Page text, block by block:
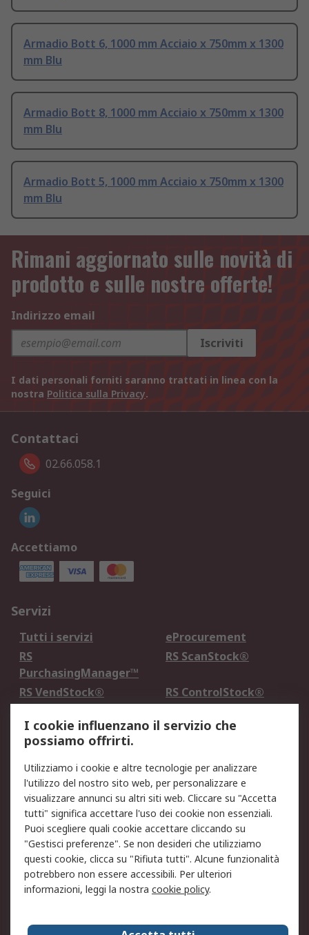
Armadio Bott 6, 1000 mm Acciaio x 750mm x 1300
mm Blu
Armadio Bott 8, 1000 mm Acciaio x 750mm x 1300
mm Blu
Armadio Bott 5, 1000 mm Acciaio x 750mm x 1300
mm Blu
Rimani aggiornato sulle novità di
prodotto e sulle nostre offerte!
Indirizzo email
Iscriviti
I dati personali forniti saranno trattati in linea con la
nostra Politica sulla Privacy.
Contattaci
02.66.058.1
Seguici
Accettiamo
Servizi
Tutti i servizi
eProcurement
RS
PurchasingManager™
RS ScanStock®
RS VendStock®
RS ControlStock®
Legale
Informativa Cookie
Informativa Privacy -
Aggiornata
Email Security
Termini d'uso
Condizioni di vendita
Condizioni generali di
servizio
Etica e responsabilità
Chi Siamo
Chi Siamo Contattaci
I cookie influenzano il servizio che
possiamo offrirti.
Utilizziamo i cookie e altre tecnologie per analizzare
l'utilizzo del nostro sito web, per personalizzare e
visualizzare annunci su altri siti web. Cliccare su "Accetta
tutti" significa accettare l'uso dei cookie non essenziali.
Puoi scegliere quali cookie accettare cliccando su
"Gestisci preferenze". Se non desideri che utilizziamo
questi cookie, clicca su "Rifiuta tutti". Alcune funzionalità
potrebbero non essere accessibili. Per ulteriori
informazioni, leggi la nostra cookie policy.